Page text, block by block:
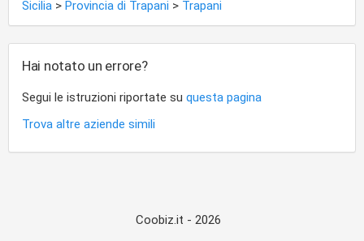
Sicilia > Provincia di Trapani > Trapani
Hai notato un errore?
Segui le istruzioni riportate su questa pagina
Trova altre aziende simili
Coobiz.it - 2026